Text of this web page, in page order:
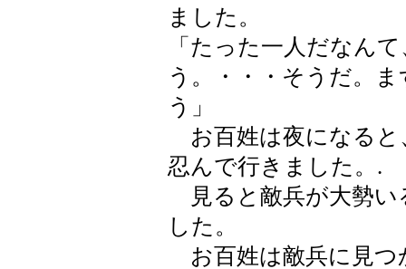
ました。
「たった一人だなん
う。・・・そうだ。
う」
お百姓は夜になると
忍んで行きました。.
見ると敵兵が大勢い
した。
お百姓は敵兵に見つ